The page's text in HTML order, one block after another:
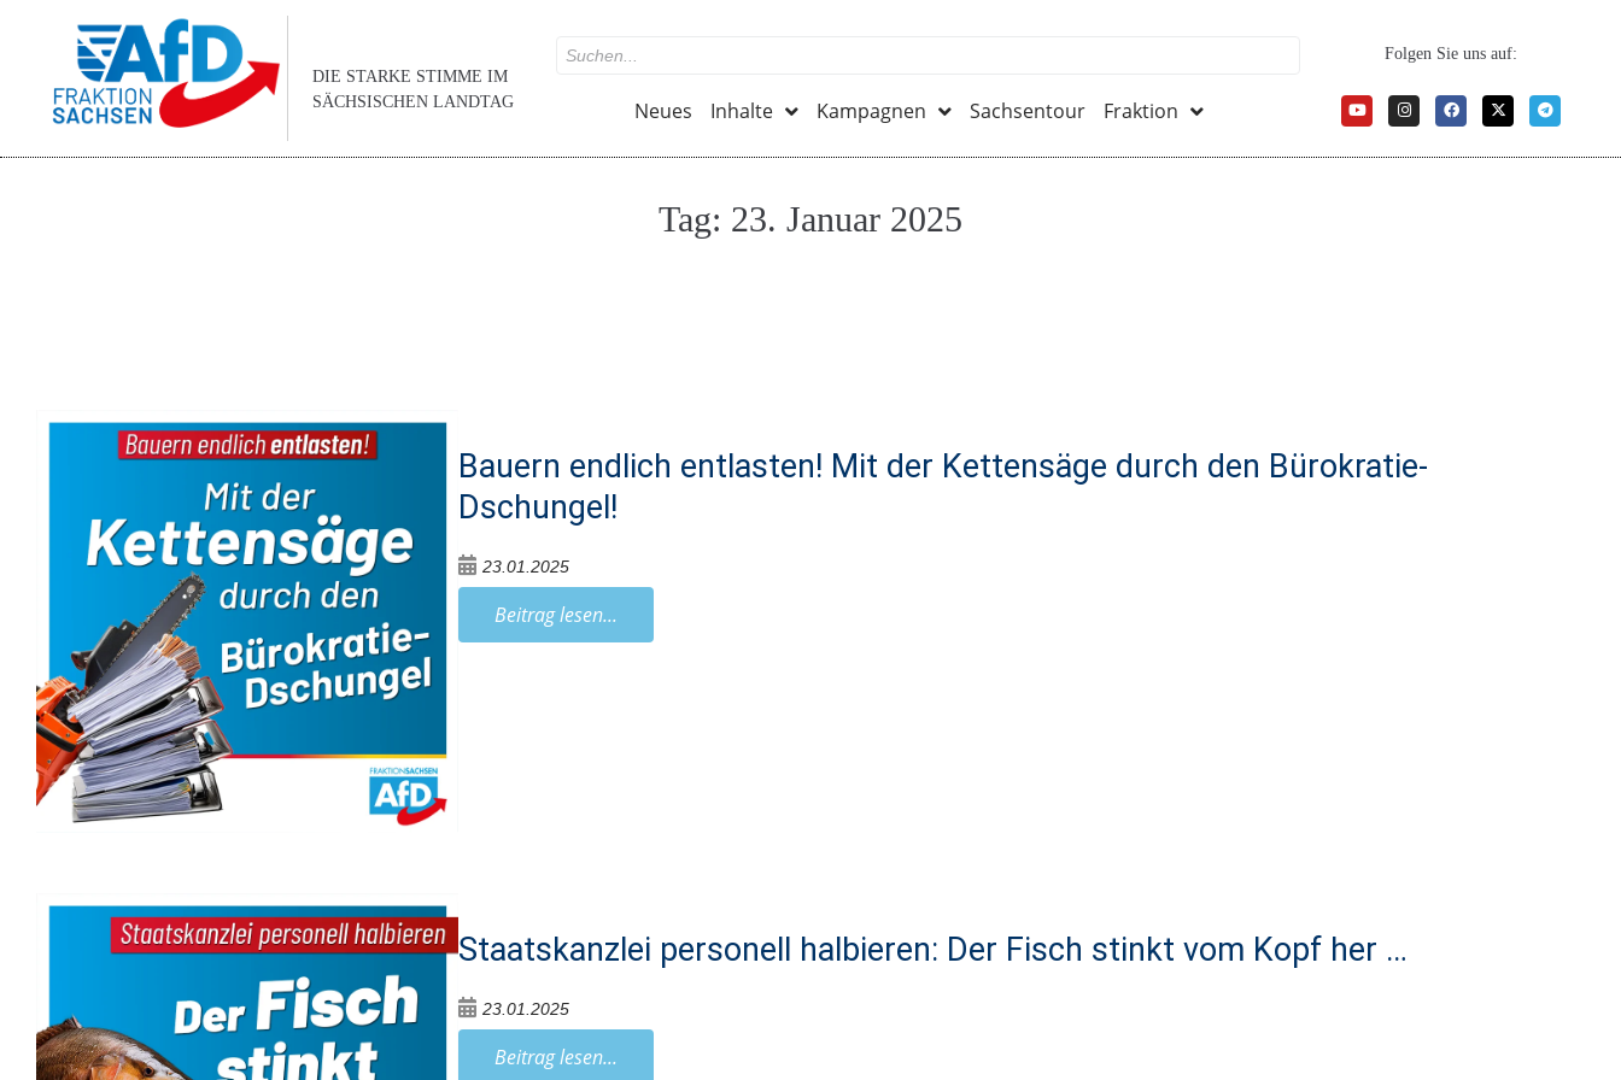
DIE STARKE STIMME IM
SÄCHSISCHEN LANDTAG
Neues Inhalte Kampagnen Sachsentour Fraktion
Folgen Sie uns auf:
Tag: 23. Januar 2025
Bauern endlich entlasten! Mit der Kettensäge durch den Bürokratie-
Dschungel!
23.01.2025
Beitrag lesen...
Staatskanzlei personell halbieren: Der Fisch stinkt vom Kopf her …
23.01.2025
Beitrag lesen...